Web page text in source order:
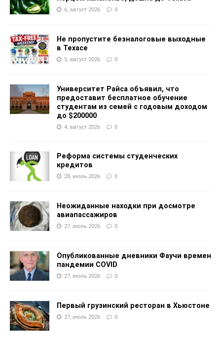
6, август 2026 0
Не пропустите безналоговые выходные
в Техасе
5, август 2026 0
Университет Райса объявил, что
предоставит бесплатное обучение
студентам из семей с годовым доходом
до $200000
4, август 2026 0
Реформа системы студенческих
кредитов
28, июль 2026 0
Неожиданные находки при досмотре
авиапассажиров
27, июль 2026 0
Опубликованные дневники Фаучи времен
пандемии COVID
27, июль 2026 0
Первый грузинский ресторан в Хьюстоне
27, июль 2026 0